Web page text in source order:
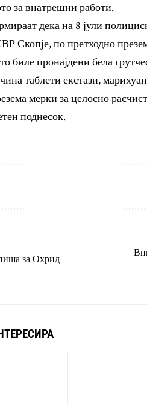
за внатрешни работи.
дека на 8 јули
Скопје, по претходно
биле пронајдени бела
таблети екстази,
мерки за целосно
поднесок.
за Охрид